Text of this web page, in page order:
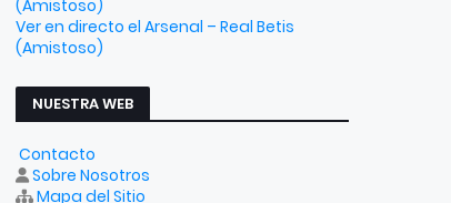
(Amistoso)
Ver en directo el Arsenal – Real Betis
(Amistoso)
NUESTRA WEB
Contacto
Sobre Nosotros
Mapa del Sitio